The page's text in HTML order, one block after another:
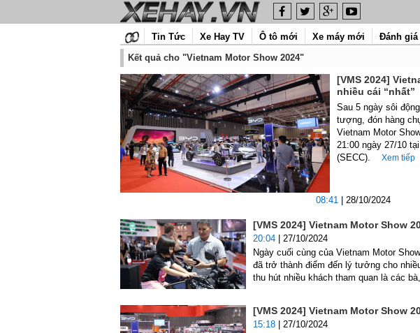
Tin Tức Xe Hay TV Ô tô mới Xe máy mới Đánh giá
Kết quả cho "Vietnam Motor Show 2024"
[VMS 2024]
nhiều cái “nhất”
08:41 | 28/10/2024
Sau 5 ngày sôi
tượng, đón hàng
Vietnam Motor
21:00 ngày 27/10
(SECC). Xem tiếp
[VMS 2024] Vietnam Motor Show
20:04 | 27/10/2024
Ngày cuối cùng của Vietnam Motor
đã trở thành điểm đến lý tưởng cho
thu hút nhiều khách tham quan là các
[VMS 2024] Vietnam Motor Show
15:18 | 27/10/2024